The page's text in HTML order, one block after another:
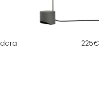
dara 225€